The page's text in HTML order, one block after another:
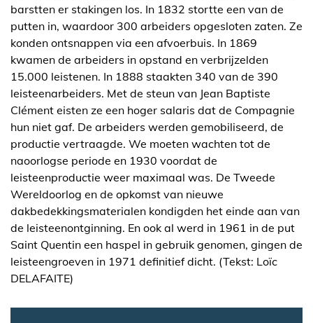
barstten er stakingen los. In 1832 stortte een van de
putten in, waardoor 300 arbeiders opgesloten zaten. Ze
konden ontsnappen via een afvoerbuis. In 1869
kwamen de arbeiders in opstand en verbrijzelden
15.000 leistenen. In 1888 staakten 340 van de 390
leisteenarbeiders. Met de steun van Jean Baptiste
Clément eisten ze een hoger salaris dat de Compagnie
hun niet gaf. De arbeiders werden gemobiliseerd, de
productie vertraagde. We moeten wachten tot de
naoorlogse periode en 1930 voordat de
leisteenproductie weer maximaal was. De Tweede
Wereldoorlog en de opkomst van nieuwe
dakbedekkingsmaterialen kondigden het einde aan van
de leisteenontginning. En ook al werd in 1961 in de put
Saint Quentin een haspel in gebruik genomen, gingen de
leisteengroeven in 1971 definitief dicht. (Tekst: Loïc
DELAFAITE)